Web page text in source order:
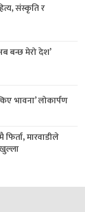
संस्कृति र
बन्छ मेरो देश’
भावना’ लोकार्पण
मारवाडीले